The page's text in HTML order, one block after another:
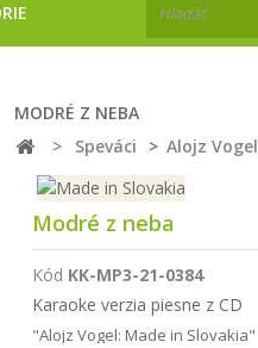
MODRÉ Z NEBA
>
Speváci > Alojz Vogel
Modré z neba
Kód KK-MP3-21-0384
Karaoke verzia piesne z CD
"Alojz Vogel: Made in Slovakia"